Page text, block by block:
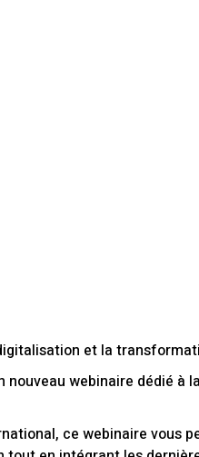
et la
nouveau webinaire dédié
ce webinaire